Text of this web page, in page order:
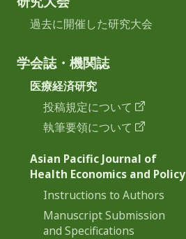
過去に開催した研究大会
学会誌・機関誌
医療経済研究
投稿規定について
執筆要領について
Asian Pacific Journal of
Health Economics and Policy
Instructions to Authors
Manuscript Submission
and Specifications